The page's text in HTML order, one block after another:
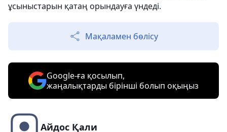
ұсыныстарын қатаң орындауға үндеді.
Мақаламен бөлісу
Google-ға қосылып,
жаңалықтарды бірінші болып оқыңыз
Айдос Қали